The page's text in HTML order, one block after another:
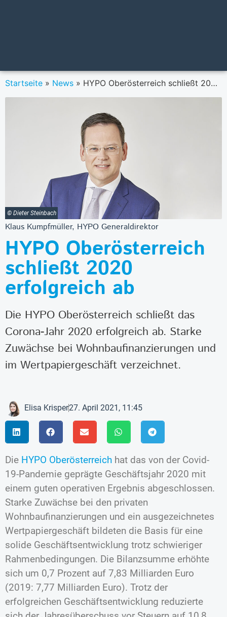
Startseite » News » HYPO Oberösterreich schließt 2020 erfolgreich ab
© Dieter Steinbach
Klaus Kumpfmüller, HYPO Generaldirektor
HYPO Oberösterreich
schließt 2020
erfolgreich ab
Die HYPO Oberösterreich schließt das
Corona-Jahr 2020 erfolgreich ab. Starke
Zuwächse bei Wohnbaufinanzierungen und
im Wertpapiergeschäft verzeichnet.
Elisa Krisper27. April 2021, 11:45
Die HYPO Oberösterreich hat das von der Covid-
19-Pandemie geprägte Geschäftsjahr 2020 mit
einem guten operativen Ergebnis abgeschlossen.
Starke Zuwächse bei den privaten
Wohnbaufinanzierungen und ein ausgezeichnetes
Wertpapiergeschäft bildeten die Basis für eine
solide Geschäftsentwicklung trotz schwieriger
Rahmenbedingungen. Die Bilanzsumme erhöhte
sich um 0,7 Prozent auf 7,83 Milliarden Euro
(2019: 7,77 Milliarden Euro). Trotz der
erfolgreichen Geschäftsentwicklung reduzierte